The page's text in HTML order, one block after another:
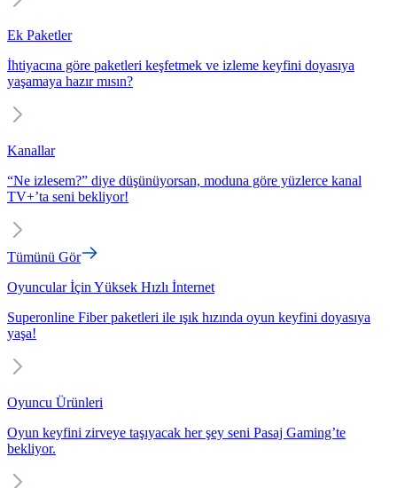
Ek Paketler
İhtiyacına göre paketleri keşfetmek ve izleme keyfini doyasıya
yaşamaya hazır mısın?
Kanallar
“Ne izlesem?” diye düşünüyorsan, moduna göre yüzlerce kanal
TV+’ta seni bekliyor!
Tümünü Gör
Oyuncular İçin Yüksek Hızlı İnternet
Superonline Fiber paketleri ile ışık hızında oyun keyfini doyasıya
yaşa!
Oyuncu Ürünleri
Oyun keyfini zirveye taşıyacak her şey seni Pasaj Gaming’te
bekliyor.